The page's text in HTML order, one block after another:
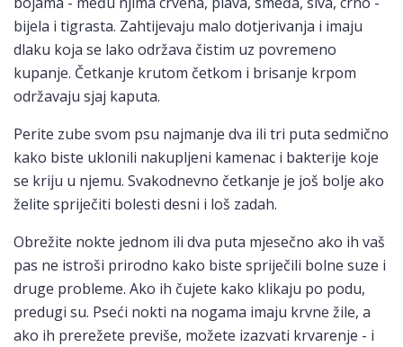
bijela i tigrasta. Zahtijevaju malo dotjerivanja i imaju
dlaku koja se lako održava čistim uz povremeno
kupanje. Četkanje krutom četkom i brisanje krpom
održavaju sjaj kaputa.
Perite zube svom psu najmanje dva ili tri puta sedmično
kako biste uklonili nakupljeni kamenac i bakterije koje
se kriju u njemu. Svakodnevno četkanje je još bolje ako
želite spriječiti bolesti desni i loš zadah.
Obrežite nokte jednom ili dva puta mjesečno ako ih vaš
pas ne istroši prirodno kako biste spriječili bolne suze i
druge probleme. Ako ih čujete kako klikaju po podu,
predugi su. Pseći nokti na nogama imaju krvne žile, a
ako ih prerežete previše, možete izazvati krvarenje - i